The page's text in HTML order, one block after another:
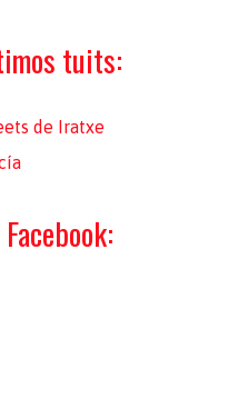
tuits:
de Iratxe